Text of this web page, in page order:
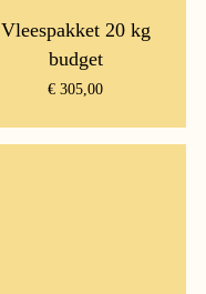
Vleespakket 20 kg
budget
€ 305,00